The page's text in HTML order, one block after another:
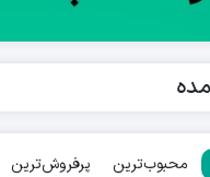
محبوب‌ترین پرفروش‌ترین